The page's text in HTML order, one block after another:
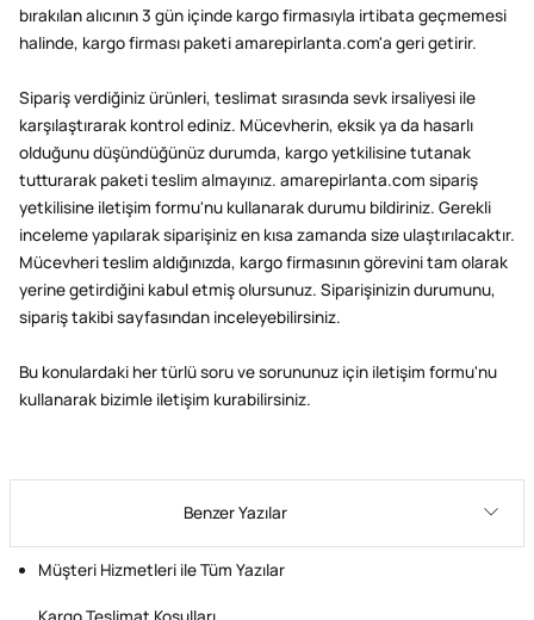
bırakılan alıcının 3 gün içinde kargo firmasıyla irtibata geçmemesi
halinde, kargo firması paketi amarepirlanta.com'a geri getirir.
Sipariş verdiğiniz ürünleri, teslimat sırasında sevk irsaliyesi ile
karşılaştırarak kontrol ediniz. Mücevherin, eksik ya da hasarlı
olduğunu düşündüğünüz durumda, kargo yetkilisine tutanak
tutturarak paketi teslim almayınız. amarepirlanta.com sipariş
yetkilisine iletişim formu'nu kullanarak durumu bildiriniz. Gerekli
inceleme yapılarak siparişiniz en kısa zamanda size ulaştırılacaktır.
Mücevheri teslim aldığınızda, kargo firmasının görevini tam olarak
yerine getirdiğini kabul etmiş olursunuz. Siparişinizin durumunu,
sipariş takibi sayfasından inceleyebilirsiniz.
Bu konulardaki her türlü soru ve sorununuz için iletişim formu'nu
kullanarak bizimle iletişim kurabilirsiniz.
Benzer Yazılar
Müşteri Hizmetleri ile Tüm Yazılar